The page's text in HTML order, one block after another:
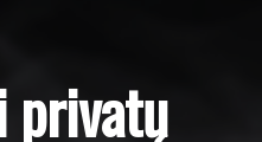
privatų